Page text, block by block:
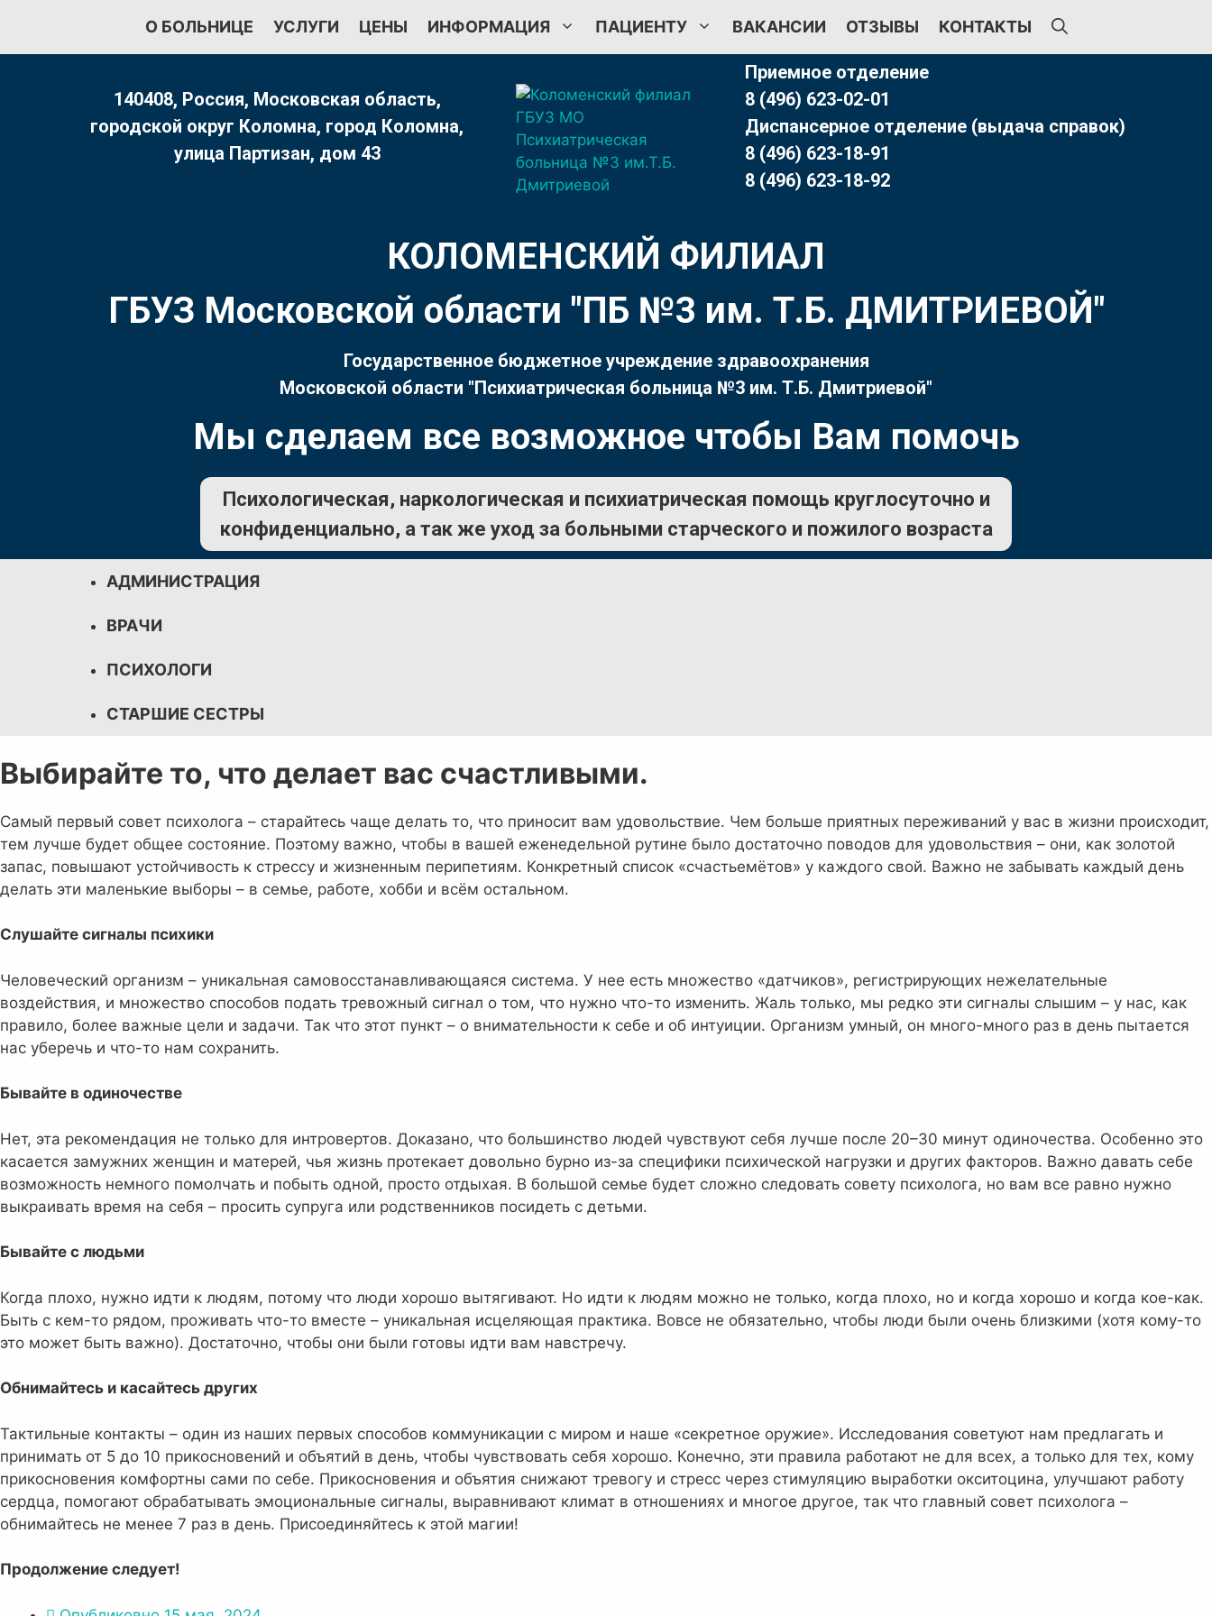
содержимому
О БОЛЬНИЦЕ УСЛУГИ ЦЕНЫ ИНФОРМАЦИЯ ПАЦИЕНТУ ВАКАНСИИ ОТЗЫВЫ КОНТАКТЫ
140408, Россия, Московская область,
городской округ Коломна, город Коломна,
улица Партизан, дом 43
Приемное отделение
8 (496) 623-02-01
Диспансерное отделение (выдача справок)
8 (496) 623-18-91
8 (496) 623-18-92
КОЛОМЕНСКИЙ ФИЛИАЛ
ГБУЗ Московской области "ПБ №3 им. Т.Б. ДМИТРИЕВОЙ"
Государственное бюджетное учреждение здравоохранения
Московской области "Психиатрическая больница №3 им. Т.Б. Дмитриевой"
Мы сделаем все возможное чтобы Вам помочь
Психологическая, наркологическая и психиатрическая помощь круглосуточно и
конфиденциально, а так же уход за больными старческого и пожилого возраста
АДМИНИСТРАЦИЯ
ВРАЧИ
ПСИХОЛОГИ
СТАРШИЕ СЕСТРЫ
Выбирайте то, что делает вас счастливыми.
Самый первый совет психолога – старайтесь чаще делать то, что приносит вам удовольствие. Чем больше приятных переживаний у вас в жизни происходит,
тем лучше будет общее состояние. Поэтому важно, чтобы в вашей еженедельной рутине было достаточно поводов для удовольствия – они, как золотой
запас, повышают устойчивость к стрессу и жизненным перипетиям. Конкретный список «счастьемётов» у каждого свой. Важно не забывать каждый день
делать эти маленькие выборы – в семье, работе, хобби и всём остальном.
Слушайте сигналы психики
Человеческий организм – уникальная самовосстанавливающаяся система. У нее есть множество «датчиков», регистрирующих нежелательные
воздействия, и множество способов подать тревожный сигнал о том, что нужно что-то изменить. Жаль только, мы редко эти сигналы слышим – у нас, как
правило, более важные цели и задачи. Так что этот пункт – о внимательности к себе и об интуиции. Организм умный, он много-много раз в день пытается
нас уберечь и что-то нам сохранить.
Бывайте в одиночестве
Нет, эта рекомендация не только для интровертов. Доказано, что большинство людей чувствуют себя лучше после 20–30 минут одиночества. Особенно это
касается замужних женщин и матерей, чья жизнь протекает довольно бурно из-за специфики психической нагрузки и других факторов. Важно давать себе
возможность немного помолчать и побыть одной, просто отдыхая. В большой семье будет сложно следовать совету психолога, но вам все равно нужно
выкраивать время на себя – просить супруга или родственников посидеть с детьми.
Бывайте с людьми
Когда плохо, нужно идти к людям, потому что люди хорошо вытягивают. Но идти к людям можно не только, когда плохо, но и когда хорошо и когда кое-как.
Быть с кем-то рядом, проживать что-то вместе – уникальная исцеляющая практика. Вовсе не обязательно, чтобы люди были очень близкими (хотя кому-то
это может быть важно). Достаточно, чтобы они были готовы идти вам навстречу.
Обнимайтесь и касайтесь других
Тактильные контакты – один из наших первых способов коммуникации с миром и наше «секретное оружие». Исследования советуют нам предлагать и
принимать от 5 до 10 прикосновений и объятий в день, чтобы чувствовать себя хорошо. Конечно, эти правила работают не для всех, а только для тех, кому
прикосновения комфортны сами по себе. Прикосновения и объятия снижают тревогу и стресс через стимуляцию выработки окситоцина, улучшают работу
сердца, помогают обрабатывать эмоциональные сигналы, выравнивают климат в отношениях и многое другое, так что главный совет психолога –
обнимайтесь не менее 7 раз в день. Присоединяйтесь к этой магии!
Продолжение следует!